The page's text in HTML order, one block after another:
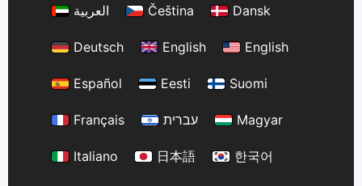
العربية
Čeština Dansk
Deutsch English English
Español Eesti Suomi
Français עברית Magyar
Italiano 日本語 한국어